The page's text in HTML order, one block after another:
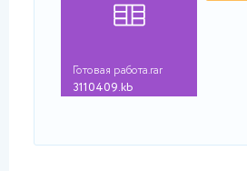
Готовая работа.rar
3110409.kb